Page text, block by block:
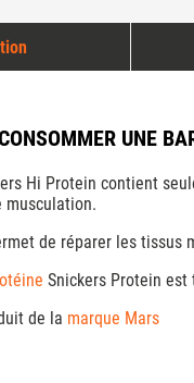
UNE
Hi Protein contient
musculation.
de réparer les tissus
Snickers Protein
de la marque Mars